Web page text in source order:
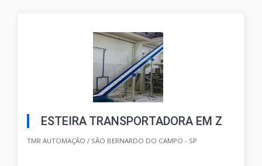
ESTEIRA TRANSPORTADORA EM Z
TMR AUTOMAÇÃO / SÃO BERNARDO DO CAMPO - SP